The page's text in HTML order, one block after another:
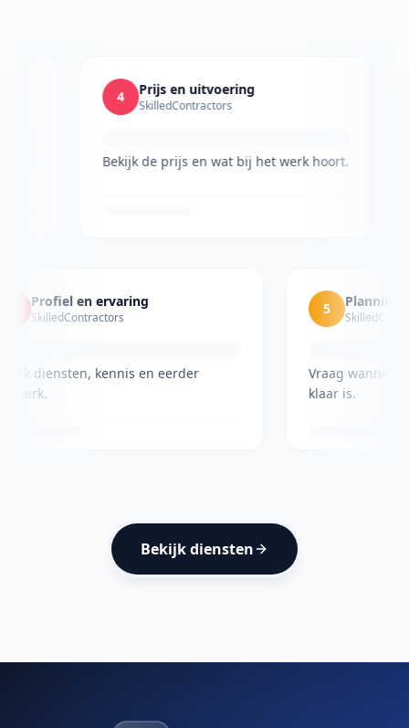
4 Prijs en uitvoering
SkilledContractors
Bekijk de prijs en wat bij het werk hoort.
Profiel en ervaring
SkilledContractors
diensten, kennis en eerder
5 Planning en
Vraag wanneer
klaar is.
Bekijk diensten